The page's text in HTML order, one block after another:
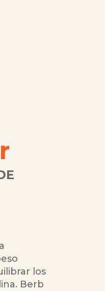
los
Berb